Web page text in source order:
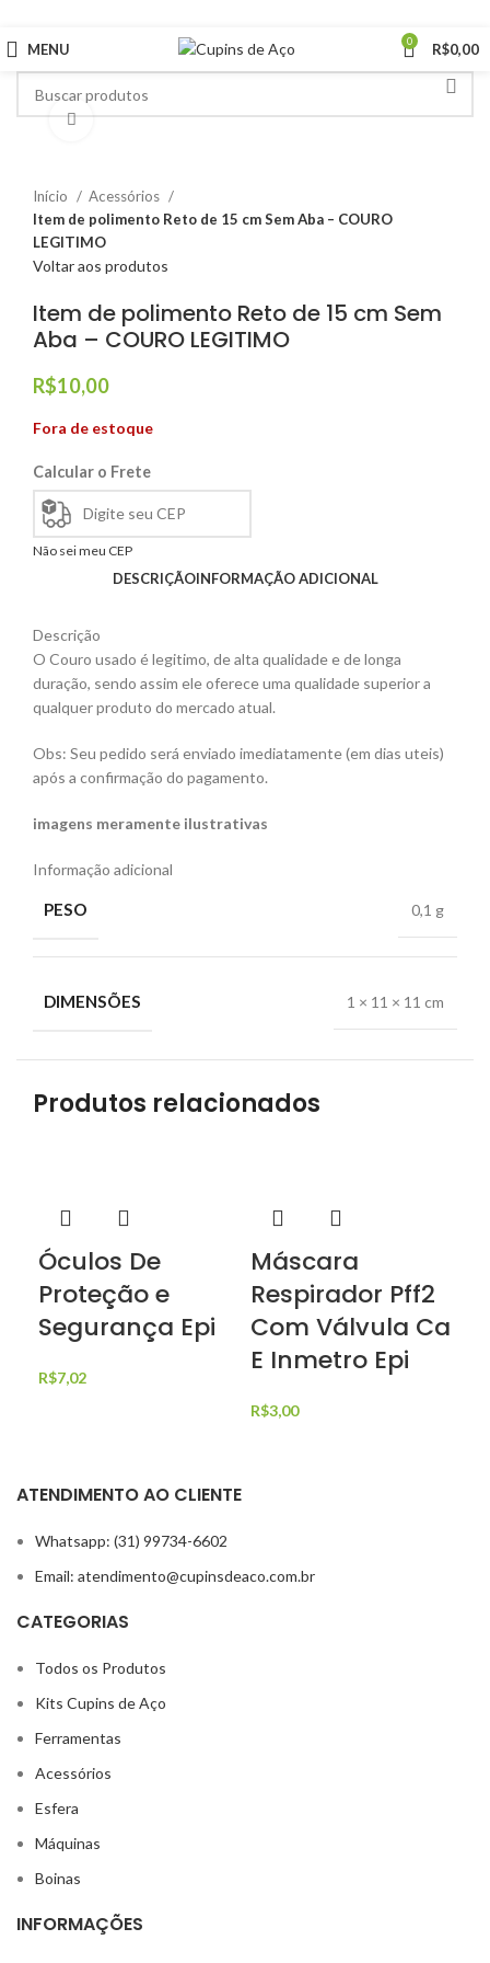
MENU 0 R$0,00
Clique para ampliar
Início
Acessórios
Item de polimento Reto de 15 cm Sem Aba – COURO
LEGITIMO
Voltar aos produtos
Item de polimento Reto de 15 cm Sem
Aba – COURO LEGITIMO
R$10,00
Fora de estoque
Calcular o Frete
Não sei meu CEP
DESCRIÇÃOINFORMAÇÃO ADICIONAL
Descrição
O Couro usado é legitimo, de alta qualidade e de longa
duração, sendo assim ele oferece uma qualidade superior a
qualquer produto do mercado atual.
Obs: Seu pedido será enviado imediatamente (em dias uteis)
após a confirmação do pagamento.
imagens meramente ilustrativas
Informação adicional
PESO 0,1 g
DIMENSÕES 1 × 11 × 11 cm
Produtos relacionados
Óculos De
Proteção e
Segurança Epi
R$7,02
Máscara
Respirador Pff2
Com Válvula Ca
E Inmetro Epi
R$3,00
ATENDIMENTO AO CLIENTE
Whatsapp: (31) 99734-6602
Email: atendimento@cupinsdeaco.com.br
CATEGORIAS
Todos os Produtos
Kits Cupins de Aço
Ferramentas
Acessórios
Esfera
Máquinas
Boinas
INFORMAÇÕES